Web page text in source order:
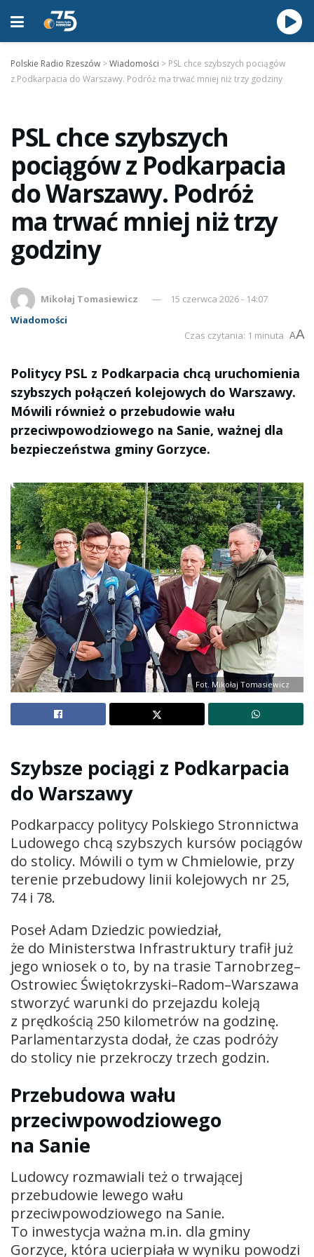
Polskie Radio Rzeszów >Wiadomości > PSL chce szybszych pociągów
z Podkarpacia do Warszawy. Podróż ma trwać mniej niż trzy godziny
PSL chce szybszych
pociągów z Podkarpacia
do Warszawy. Podróż
ma trwać mniej niż trzy
godziny
Mikołaj Tomasiewicz
15 czerwca 2026 - 14:07
Wiadomości
Czas czytania: 1 minuta AA
Politycy PSL z Podkarpacia chcą uruchomienia
szybszych połączeń kolejowych do Warszawy.
Mówili również o przebudowie wału
przeciwpowodziowego na Sanie, ważnej dla
bezpieczeństwa gminy Gorzyce.
Fot. Mikołaj Tomasiewicz
Szybsze pociągi z Podkarpacia
do Warszawy
Podkarpaccy politycy Polskiego Stronnictwa
Ludowego chcą szybszych kursów pociągów
do stolicy. Mówili o tym w Chmielowie, przy
terenie przebudowy linii kolejowych nr 25,
74 i 78.
Poseł Adam Dziedzic powiedział,
że do Ministerstwa Infrastruktury trafił już
jego wniosek o to, by na trasie Tarnobrzeg–
Ostrowiec Świętokrzyski–Radom–Warszawa
stworzyć warunki do przejazdu koleją
z prędkością 250 kilometrów na godzinę.
Parlamentarzysta dodał, że czas podróży
do stolicy nie przekroczy trzech godzin.
Przebudowa wału
przeciwpowodziowego
na Sanie
Ludowcy rozmawiali też o trwającej
przebudowie lewego wału
przeciwpowodziowego na Sanie.
To inwestycja ważna m.in. dla gminy
Gorzyce, która ucierpiała w wyniku powodzi